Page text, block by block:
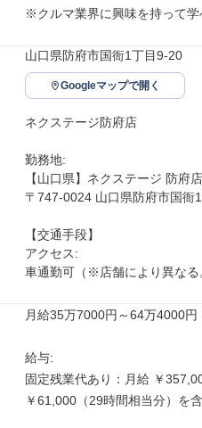
※クルマ業界に興味を持って学
山口県防府市国衙1丁目9-20
Googleマップで開く
ネクステージ防府店
勤務地:
【山口県】ネクステージ 防府店
〒747-0024 山口県防府市国衙
【交通手段】
アクセス:
車通勤可（※店舗により異なる
月給35万7000円～64万4000円
給与:
固定残業代あり：月給 ￥
￥61,000（29時間相当分）を